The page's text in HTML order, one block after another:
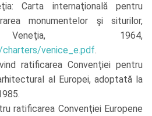
Carta internaţională pentru
monumentelor şi siturilor,
1964,
venice_e.pdf.
ratificarea Convenţiei pentru
al Europei, adoptată la
ratificarea Convenţiei Europene